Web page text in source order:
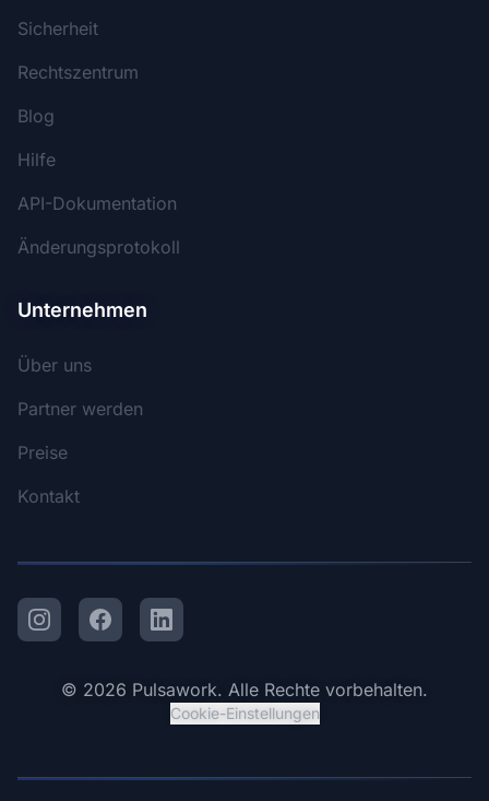
Sicherheit
Rechtszentrum
Blog
Hilfe
API-Dokumentation
Änderungsprotokoll
Unternehmen
Über uns
Partner werden
Preise
Kontakt
InstagramFacebookLinkedIn
© 2026 Pulsawork. Alle Rechte vorbehalten.
Cookie-Einstellungen